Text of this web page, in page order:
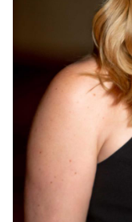
マイケルはニュー
を、バージニア州